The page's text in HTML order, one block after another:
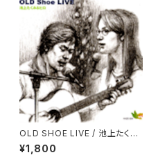
OLD SHOE LIVE / 池上たくみ
＆ヒロ
¥1,800